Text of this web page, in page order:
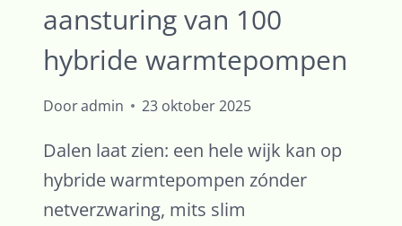
aansturing van 100
hybride warmtepompen
Dooradmin 23 oktober 2025
Dalen laat zien: een hele wijk kan op
hybride warmtepompen zónder
netverzwaring, mits slim